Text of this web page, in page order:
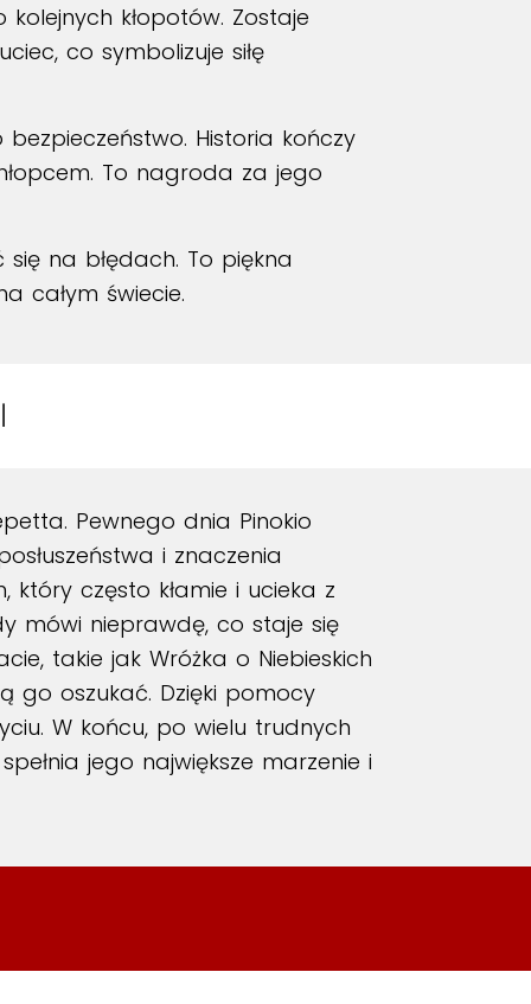
kłopotów. Zostaje
co symbolizuje siłę
Historia kończy
To nagroda za jego
na błędach. To piękna
całym świecie.
Pewnego dnia Pinokio
i znaczenia
który często kłamie i ucieka z
mówi nieprawdę, co staje się
takie jak Wróżka o Niebieskich
go oszukać. Dzięki pomocy
W końcu, po wielu trudnych
jego największe marzenie i